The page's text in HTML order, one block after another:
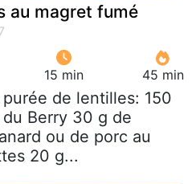
au magret fumé
15 min 45 min
de lentilles: 150
Berry 30 g de
ou de porc au
20 g...